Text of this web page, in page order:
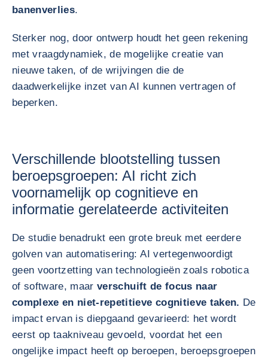
banenverlies.
Sterker nog, door ontwerp houdt het geen rekening
met vraagdynamiek, de mogelijke creatie van
nieuwe taken, of de wrijvingen die de
daadwerkelijke inzet van AI kunnen vertragen of
beperken.
Verschillende blootstelling tussen
beroepsgroepen: AI richt zich
voornamelijk op cognitieve en
informatie gerelateerde activiteiten
De studie benadrukt een grote breuk met eerdere
golven van automatisering: AI vertegenwoordigt
geen voortzetting van technologieën zoals robotica
of software, maar verschuift de focus naar
complexe en niet-repetitieve cognitieve taken. De
impact ervan is diepgaand gevarieerd: het wordt
eerst op taakniveau gevoeld, voordat het een
ongelijke impact heeft op beroepen, beroepsgroepen